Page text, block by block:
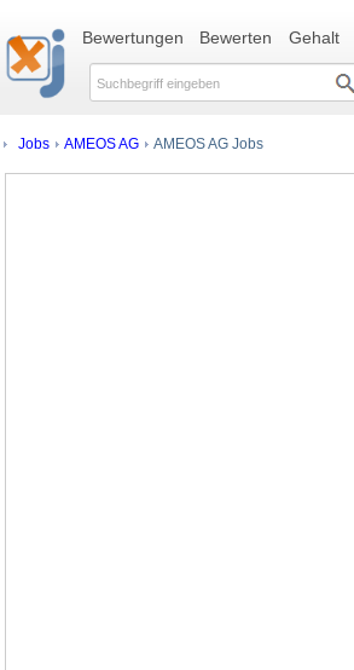
Bewertungen Bewerten Gehalt
Jobs AMEOS AG AMEOS AG Jobs